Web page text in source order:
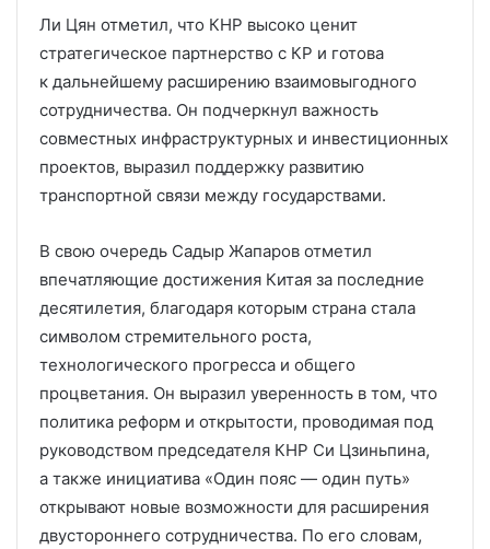
Ли Цян отметил, что КНР высоко ценит
стратегическое партнерство с КР и готова
к дальнейшему расширению взаимовыгодного
сотрудничества. Он подчеркнул важность
совместных инфраструктурных и инвестиционных
проектов, выразил поддержку развитию
транспортной связи между государствами.
В свою очередь Садыр Жапаров отметил
впечатляющие достижения Китая за последние
десятилетия, благодаря которым страна стала
символом стремительного роста,
технологического прогресса и общего
процветания. Он выразил уверенность в том, что
политика реформ и открытости, проводимая под
руководством председателя КНР Си Цзиньпина,
а также инициатива «Один пояс — один путь»
открывают новые возможности для расширения
двустороннего сотрудничества. По его словам,